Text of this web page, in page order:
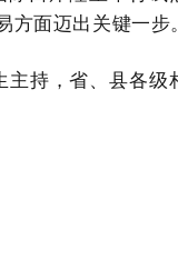
面迈出关键一步。
持，省、县各级